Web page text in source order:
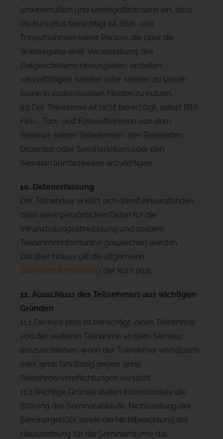
unwiderruflich und unentgeltlich darin ein, dass
die kurs plus berechtigt ist, Bild- und
Tonaufnahmen seiner Person, die über die
Wiedergabe einer Veranstaltung des
Zeitgeschehens hinausgehen, erstellen,
vervielfältigen, senden oder senden zu lassen
sowie in audiovisuellen Medien zu nutzen.
9.2 Der Teilnehmer ist nicht berechtigt, selbst Bild-,
Film-, Ton- und Fotoaufnahmen von dem
Seminar, seinen Teilnehmern, den Referenten,
Dozenten oder Seminarleitern oder den
Seminarräumlichkeiten anzufertigen.
10. Datenerfassung
Der Teilnehmer erklärt sich damit einverstanden,
dass seine persönlichen Daten für die
Veranstaltungsabwicklung und spätere
Teilnehmerinformation gespeichert werden.
Darüber hinaus gilt die allgemeine
Datenschutzerklärung der kurs plus.
11. Ausschluss des Teilnehmers aus wichtigen
Gründen
11.1 Die kurs plus ist berechtigt, einen Teilnehmer
von der weiteren Teilnahme an dem Seminar
auszuschließen, wenn der Teilnehmer vorsätzlich
oder grob fahrlässig gegen seine
Teilnehmerverpflichtungen verstößt.
11.2 Wichtige Gründe stellen insbesondere die
Störung der Seminarabläufe, Nichtzahlung der
Seminargebühr sowie die Nichtbeachtung der
Hausordnung für die Seminarräume dar.